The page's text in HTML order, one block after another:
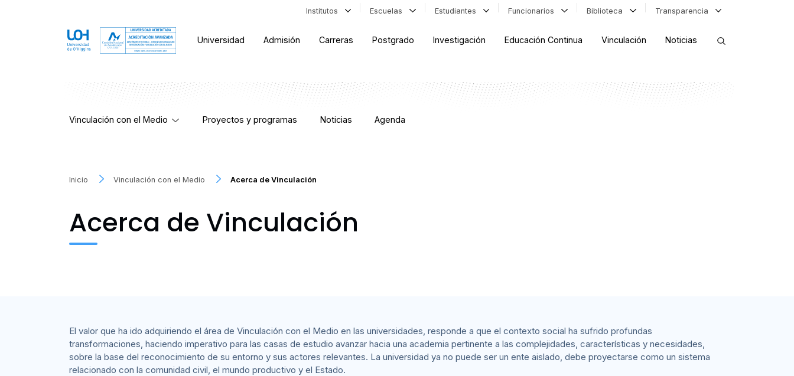
Institutos Escuelas Estudiantes Funcionarios Biblioteca Transparencia
Universidad Admisión Carreras Postgrado Investigación Educación Continua Vinculación Noticias
Vinculación con el Medio Proyectos y programas Noticias Agenda
Inicio Vinculación con el Medio Acerca de Vinculación
Acerca de Vinculación
El valor que ha ido adquiriendo el área de Vinculación con el Medio en las universidades, responde a que el contexto social ha sufrido profundas
transformaciones, haciendo imperativo para las casas de estudio avanzar hacia una academia pertinente a las complejidades, características y necesidades,
sobre la base del reconocimiento de su entorno y sus actores relevantes. La universidad ya no puede ser un ente aislado, debe proyectarse como un sistema
relacionado con la comunidad civil, el mundo productivo y el Estado.